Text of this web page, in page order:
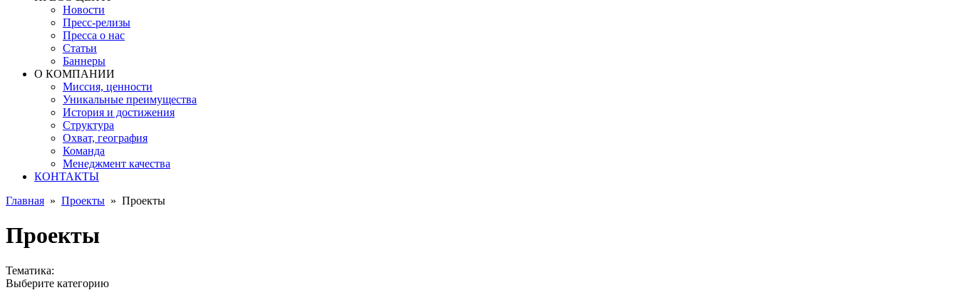
Новости
Пресс-релизы
Пресса о нас
Статьи
Баннеры
О КОМПАНИИ
Миссия, ценности
Уникальные преимущества
История и достижения
Структура
Охват, география
Команда
Менеджмент качества
КОНТАКТЫ
Главная » Проекты » Проекты
Проекты
Тематика:
Выберите категорию